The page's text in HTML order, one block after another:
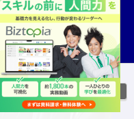
研修・教育
用に関する詳
閉じる